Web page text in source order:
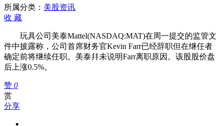
务
辞
职
所属分类： 美股资讯
收 藏
玩具公司美泰Mattel(NASDAQ:MAT)在周一提交的监管文
件中披露称，公司首席财务官Kevin Farr已经辞职但在继任者
确定前将继续任职。美泰幷未说明Farr离职原因。该股股价盘
后上涨0.5%。
赞 0
赏
分享